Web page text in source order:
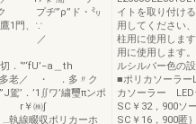
ク プヂ”ρ”ド・㍉
鷹1門、∵
／
＿th
．多〃ク
’．’1∬ワ’繍璽πンポ
r￥㈱∫
畷収ポリカーホ
イトを取り付け
用してください
柱用に使用し
用に使用します
ルシルバー色の
■ポリカソーラ
カソーラー
SC￥32，900ソ
SC￥16，900匿